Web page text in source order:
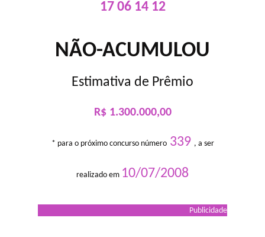
17 06 14 12
NÃO-ACUMULOU
Estimativa de Prêmio
R$ 1.300.000,00
* para o próximo concurso número339 , a ser
realizado em 10/07/2008
Publicidade